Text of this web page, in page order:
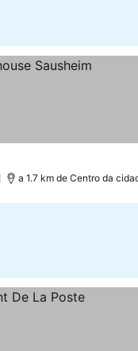
a 1.7 km de Centro da